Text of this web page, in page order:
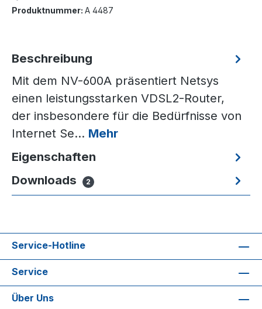
Produktnummer: A 4487
Beschreibung
Mit dem NV-600A präsentiert Netsys
einen leistungsstarken VDSL2-Router,
der insbesondere für die Bedürfnisse von
Internet Se… Mehr
Eigenschaften
Downloads
2
Service-Hotline
Service
Über Uns